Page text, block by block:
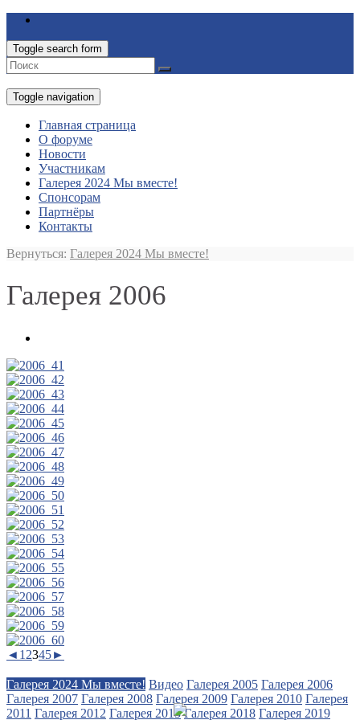
Toggle search form
Toggle navigation
Главная страница
О форуме
Новости
Участникам
Галерея 2024 Мы вместе!
Спонсорам
Партнёры
Контакты
Вернуться: Галерея 2024 Мы вместе!
Галерея 2006
◄ 1 2345►
Галерея 2024 Мы вместе! Видео Галерея 2005 Галерея 2006
Галерея 2007 Галерея 2008 Галерея 2009 Галерея 2010 Галерея
2011 Галерея 2012 Галерея 2013 Галерея 2018 Галерея 2019